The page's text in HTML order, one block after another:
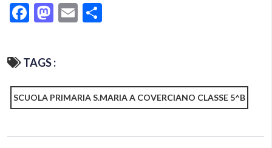
Facebook
Mastodon
Email
TAGS :
SCUOLA PRIMARIA S.MARIA A COVERCIANO CLASSE 5^B